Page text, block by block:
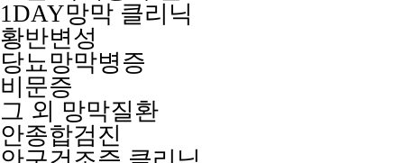
1DAY망막 클리닉
황반변성
당뇨망막병증
비문증
그 외 망막질환
안종합검진